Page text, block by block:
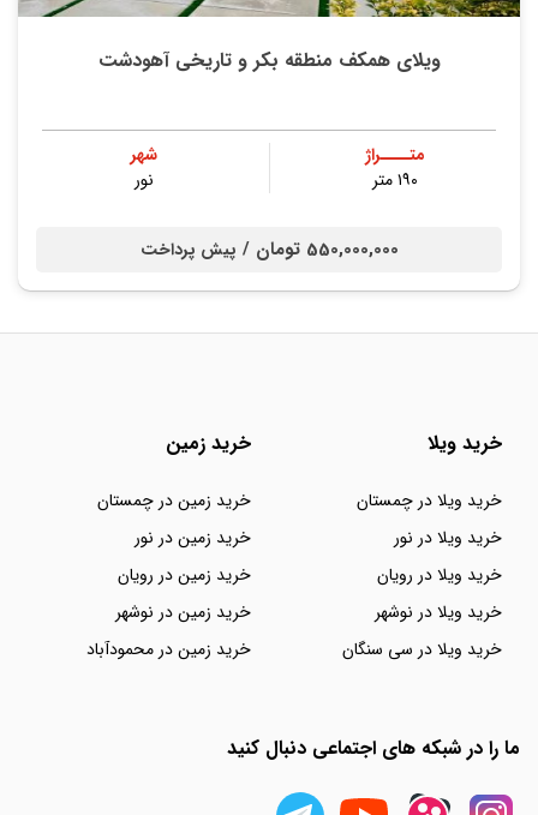
ویلای همکف منطقه بکر و تاریخی آهودشت
متــــراژ
۱۹۰ متر
شهر
نور
550,000,000 تومان / پیش پرداخت
خرید ویلا
خرید ویلا در چمستان
خرید ویلا در نور
خرید ویلا در رویان
خرید ویلا در نوشهر
خرید ویلا در سی سنگان
خرید زمین
خرید زمین در چمستان
خرید زمین در نور
خرید زمین در رویان
خرید زمین در نوشهر
خرید زمین در محمودآباد
ما را در شبکه های اجتماعی دنبال کنید